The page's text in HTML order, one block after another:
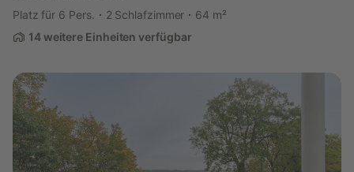
Platz für 6 Pers.
2 Schlafzimmer
64 m²
14 weitere Einheiten verfügbar